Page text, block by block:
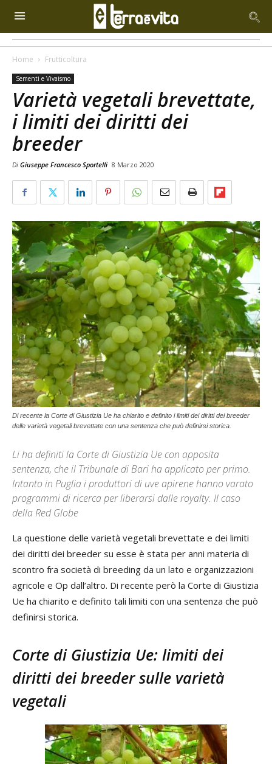
Home Frutticoltura
Sementi e Vivaismo
Varietà vegetali brevettate,
i limiti dei diritti dei
breeder
Di Giuseppe Francesco Sportelli 8 Marzo 2020
Di recente la Corte di Giustizia Ue ha chiarito e definito i limiti dei diritti dei breeder
delle varietà vegetali brevettate con una sentenza che può definirsi storica.
Li ha definiti la Corte di Giustizia Ue con apposita
sentenza, che il Tribunale di Bari ha applicato per primo.
Intanto in Puglia i produttori di uve apirene hanno varato
programmi di ricerca per liberarsi dalle royalty. Il caso
della Red Globe
La questione delle varietà vegetali brevettate e dei limiti
dei diritti dei breeder su esse è stata per anni materia di
scontro fra società di breeding da un lato e organizzazioni
agricole e Op dall’altro. Di recente però la Corte di Giustizia
Ue ha chiarito e definito tali limiti con una sentenza che può
definirsi storica.
Corte di Giustizia Ue: limiti dei
diritti dei breeder sulle varietà
vegetali